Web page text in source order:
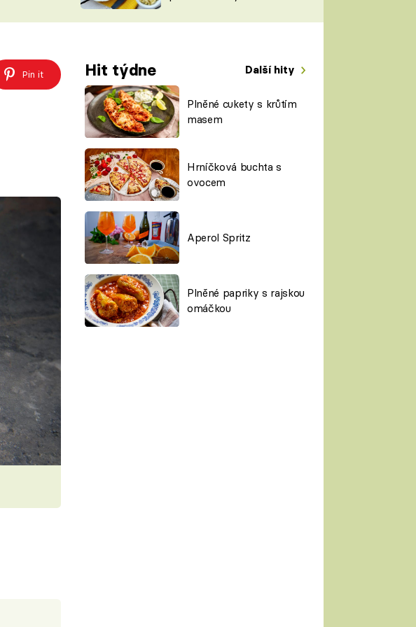
ŠÉFREDAKTORKY
ČASOPIS
Pin it Hit týdne Další hity
Plněné cukety s krůtím
masem
Hrníčková buchta s
ovocem
Aperol Spritz
Plněné papriky s rajskou
omáčkou